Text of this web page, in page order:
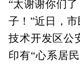
“太谢谢你们
子！”近日，
技术开发区公
印有“心系居